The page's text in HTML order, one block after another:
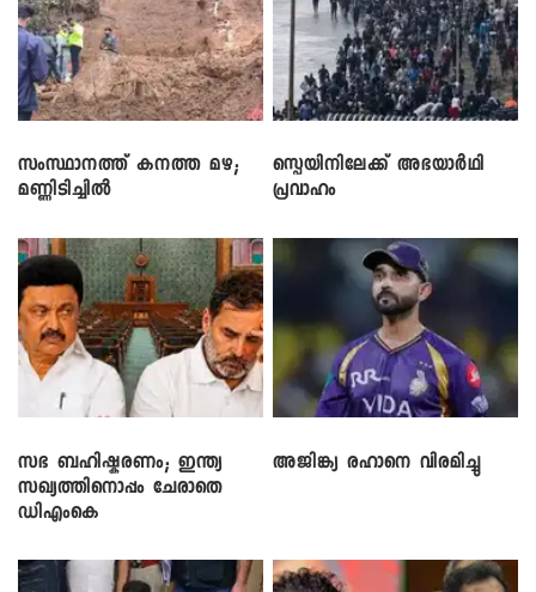
സംസ്ഥാനത്ത് കനത്ത മഴ;
മണ്ണിടിച്ചിൽ
സ്പെയിനിലേക്ക് അഭയാർഥി
പ്രവാഹം
സഭ ബഹിഷ്കരണം; ഇന്ത്യ
സഖ്യത്തിനൊപ്പം ചേരാതെ
ഡിഎംകെ
അജിങ്ക്യ രഹാനെ വിരമിച്ചു